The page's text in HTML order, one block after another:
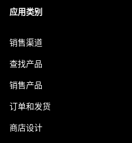
应用类别
销售渠道
查找产品
销售产品
订单和发货
商店设计